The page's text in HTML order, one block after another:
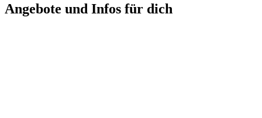
Angebote und Infos für dich